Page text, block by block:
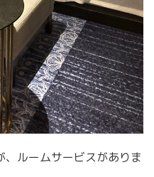
ルームサービスがありま